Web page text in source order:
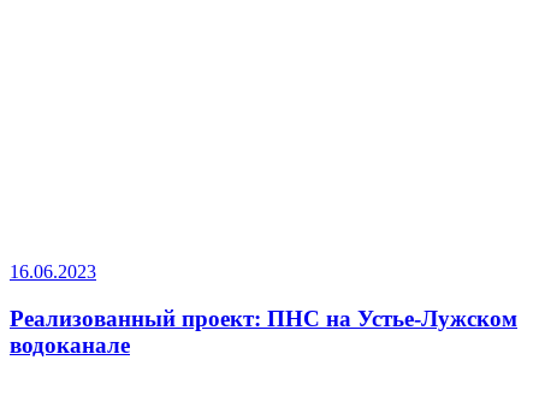
16.06.2023
Реализованный проект: ПНС на Устье-Лужском
водоканале